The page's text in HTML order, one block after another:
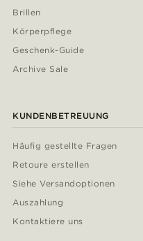
Brillen
Körperpflege
Geschenk-Guide
Archive Sale
KUNDENBETREUUNG
Häufig gestellte Fragen
Retoure erstellen
Siehe Versandoptionen
Auszahlung
Kontaktiere uns